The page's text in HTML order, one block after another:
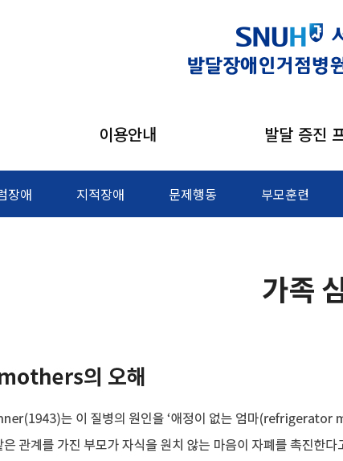
이용안내 발달 증진
장애 지적장애 문제행동 부모훈련
가족